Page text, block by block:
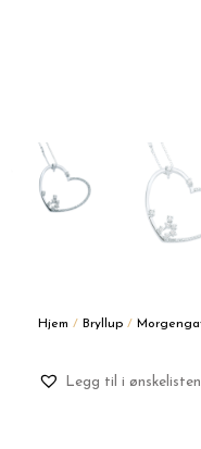
Hjem / Bryllup /
Legg til i ønskelisten